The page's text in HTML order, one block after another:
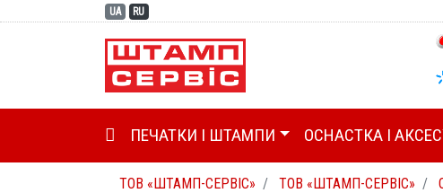
UA RU
ГОЛОВНА (CURRENT)
ПЕЧАТКИ І ШТАМПИ ОСНАСТКА І
ТОВ «ШТАМП-СЕРВІС» ТОВ «ШТАМП-СЕРВІС»